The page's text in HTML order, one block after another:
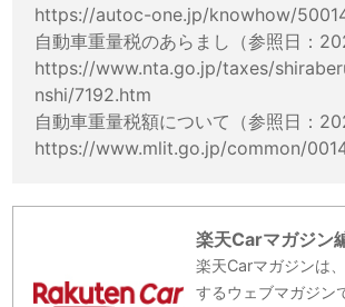
https://autoc-one.jp/knowhow/
自動車重量税のあらまし（参照日：
https://www.nta.go.jp/taxes/
nshi/7192.htm
自動車重量税額について（参照日：
https://www.mlit.go.jp/common/
楽天Carマガジン
楽天Carマガジンは
するウェブマガジン